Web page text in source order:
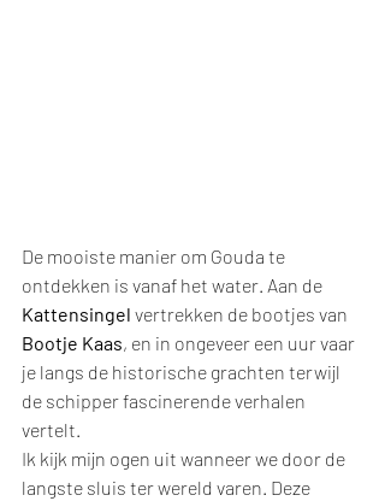
De mooiste manier om Gouda te
ontdekken is vanaf het water. Aan de
Kattensingel vertrekken de bootjes van
Bootje Kaas, en in ongeveer een uur vaar
je langs de historische grachten terwijl
de schipper fascinerende verhalen
vertelt.
Ik kijk mijn ogen uit wanneer we door de
langste sluis ter wereld varen. Deze